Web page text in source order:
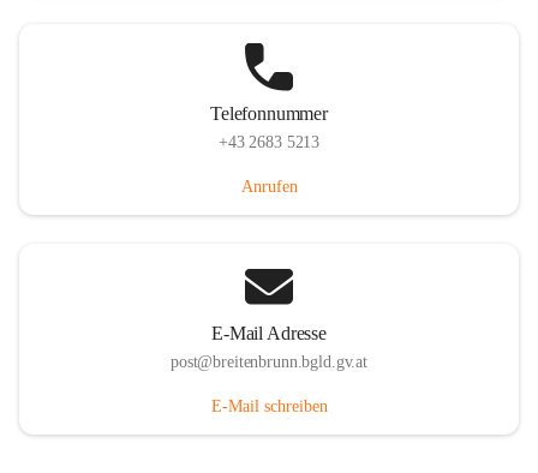
Telefonnummer
+43 2683 5213
Anrufen
E-Mail Adresse
post@breitenbrunn.bgld.gv.at
E-Mail schreiben